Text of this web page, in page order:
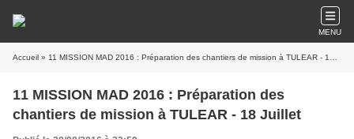
MENU
Accueil » 11 MISSION MAD 2016 : Préparation des chantiers de mission à TULEAR - 18 Juillet
11 MISSION MAD 2016 : Préparation des
chantiers de mission à TULEAR - 18 Juillet